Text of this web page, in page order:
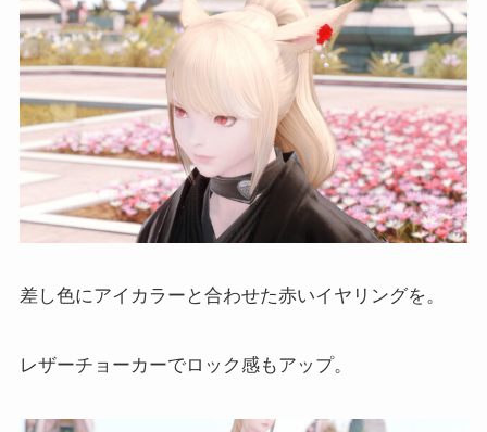
差し色にアイカラーと合わせた赤いイヤリングを。
レザーチョーカーでロック感もアップ。